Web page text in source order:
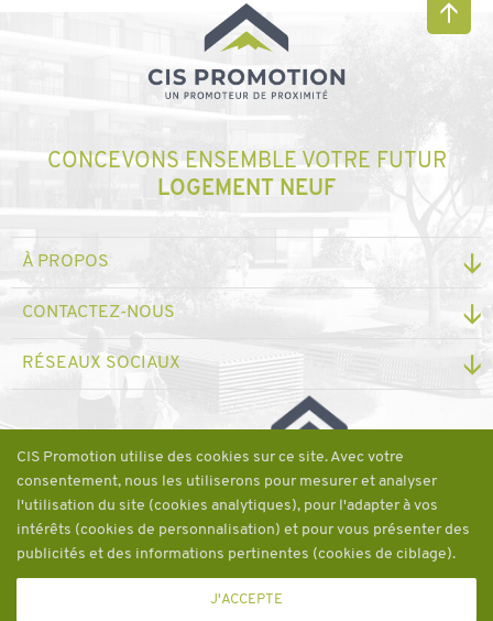
CONCEVONS ENSEMBLE VOTRE FUTUR
LOGEMENT NEUF
À PROPOS
CONTACTEZ-NOUS
RÉSEAUX SOCIAUX
Une société du
CIS Promotion utilise des cookies sur ce site. Avec votre
consentement, nous les utiliserons pour mesurer et analyser
l'utilisation du site (cookies analytiques), pour l'adapter à vos
intérêts (cookies de personnalisation) et pour vous présenter des
publicités et des informations pertinentes (cookies de ciblage).
J'ACCEPTE